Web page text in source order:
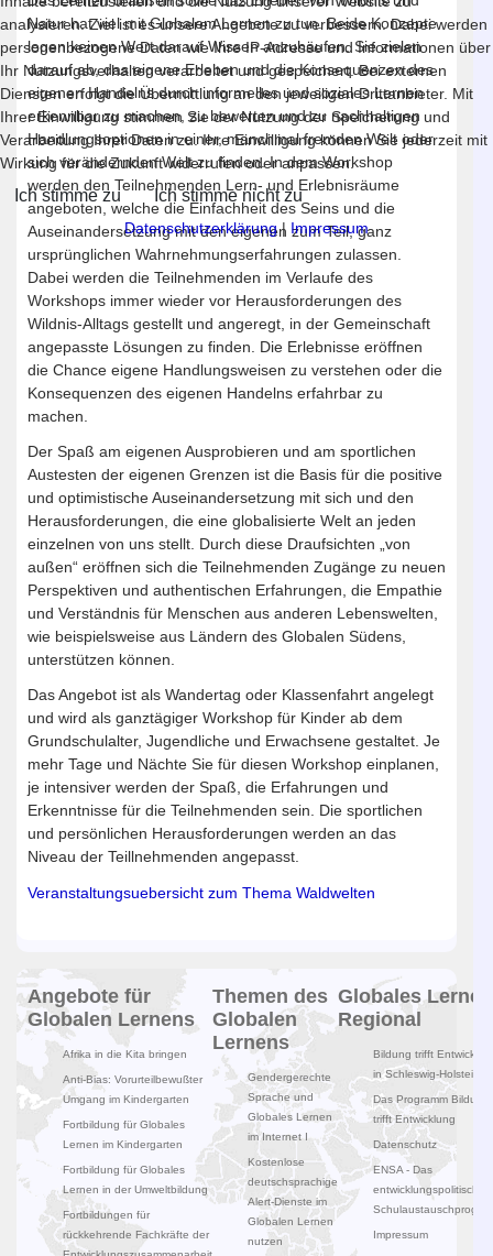
Natur hat viel mit Globalem Lernen zu tun. Beide Konzepte
legen keinen Wert darauf Wissen anzuhäufen. Sie zielen
darauf ab, das eigene Erleben und die Konsequenzen des
eigenen Handelns durch informelles und soziales Lernen
erkennbar zu machen, zu bewerten und zu nachhaltigen
Handlungsoptionen in einer, manchmal fremden Welt oder
sich verändernden Welt zu finden. In dem Workshop
werden den Teilnehmenden Lern- und Erlebnisräume
angeboten, welche die Einfachheit des Seins und die
Auseinandersetzung mit den eigenen zum Teil, ganz
ursprünglichen Wahrnehmungserfahrungen zulassen.
Dabei werden die Teilnehmenden im Verlaufe des
Workshops immer wieder vor Herausforderungen des
Wildnis-Alltags gestellt und angeregt, in der Gemeinschaft
angepasste Lösungen zu finden. Die Erlebnisse eröffnen
die Chance eigene Handlungsweisen zu verstehen oder die
Konsequenzen des eigenen Handelns erfahrbar zu
machen.
Der Spaß am eigenen Ausprobieren und am sportlichen
Austesten der eigenen Grenzen ist die Basis für die positive
und optimistische Auseinandersetzung mit sich und den
Herausforderungen, die eine globalisierte Welt an jeden
einzelnen von uns stellt. Durch diese Draufsichten „von
außen“ eröffnen sich die Teilnehmenden Zugänge zu neuen
Perspektiven und authentischen Erfahrungen, die Empathie
und Verständnis für Menschen aus anderen Lebenswelten,
wie beispielsweise aus Ländern des Globalen Südens,
unterstützen können.
Das Angebot ist als Wandertag oder Klassenfahrt angelegt
und wird als ganztägiger Workshop für Kinder ab dem
Grundschulalter, Jugendliche und Erwachsene gestaltet. Je
mehr Tage und Nächte Sie für diesen Workshop einplanen,
je intensiver werden der Spaß, die Erfahrungen und
Erkenntnisse für die Teilnehmenden sein. Die sportlichen
und persönlichen Herausforderungen werden an das
Niveau der Teillnehmenden angepasst.
Veranstaltungsuebersicht zum Thema Waldwelten
Angebote für
Globalen Lernens
Afrika in die Kita bringen
Anti-Bias: Vorurteilbewußter
Umgang im Kindergarten
Fortbildung für Globales
Lernen im Kindergarten
Fortbildung für Globales
Lernen in der Umweltbildung
Fortbildungen für
rückkehrende Fachkräfte der
Themen des
Globalen
Lernens
Gendergerechte
Sprache und
Globales Lernen
im Internet I
Kostenlose
deutschsprachige
Alert-Dienste im
Globalen Lernen
nutzen
Globales Lernen
Regional
Bildung trifft
in Schleswig-Holstein
Das Programm Bildung
trifft Entwicklung
Datenschutz
ENSA - Das
entwicklungspolitische
Impressum
analysieren. Ziel ist es unsere Angebote zu verbessern. Dabei werden
personenbezogene Daten wie Ihre IP-Adresse und Informationen über
Ihr Nutzungsverhalten verarbeitet und gespeichert. Bei externen
Diensten erfolgt die Übermittlung an den jeweiligen Drittanbieter. Mit
Ihrer Einwilligung stimmen Sie der Nutzung der Speicherung und
Verarbeitung Ihrer Daten zu. Ihre Einwilligung können Sie jederzeit mit
Wirkung für die Zukunft widerrufen oder anpassen.
Ich stimme zu Ich stimme nicht zu
Datenschutzerklärung| Impressum